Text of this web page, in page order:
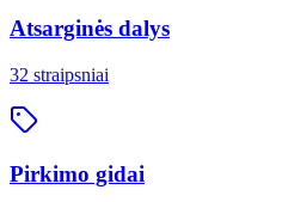
Atsarginės dalys
32 straipsniai
Pirkimo gidai